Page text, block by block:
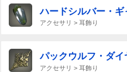
ハードシルバー・
アクセサリ > 耳飾り
パックウルフ・ダイ
アクセサリ > 耳飾り